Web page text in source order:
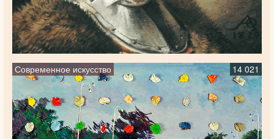
Современное искусство 14 021